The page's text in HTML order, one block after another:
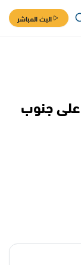
البث المباشر
على جنوب